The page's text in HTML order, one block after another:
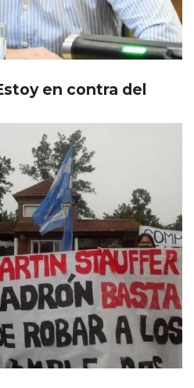
en contra del